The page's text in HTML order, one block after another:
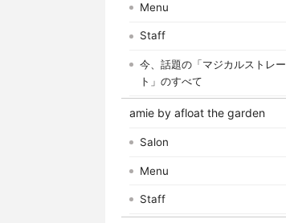
Menu
Staff
今、話題の「マジカルストレー
ト」のすべて
amie by afloat the garden
Salon
Menu
Staff